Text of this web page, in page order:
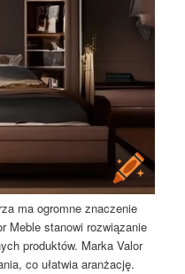
ma ogromne znaczenie
Meble stanowi rozwiązanie
produktów. Marka Valor
co ułatwia aranżację.